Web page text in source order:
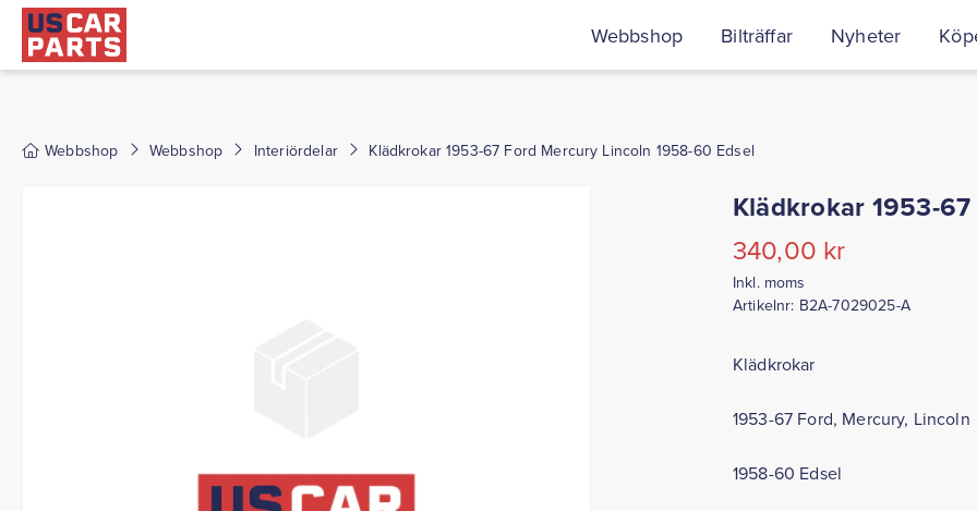
Webbshop Bilträffar Nyheter
Webbshop Webbshop Interiördelar Klädkrokar 1953-67 Ford Mercury Lincoln 1958-60 Edsel
Klädkrokar 1953-
340,00 kr
Inkl. moms
Artikelnr: B2A-7029025-A
Klädkrokar
1953-67 Ford, Mercury, Lincoln
1958-60 Edsel